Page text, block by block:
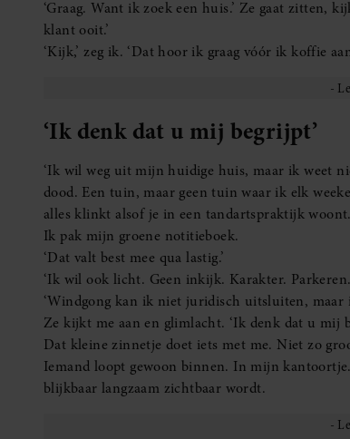
Vragen
maar misschien alleen zegt omdat ze ooit een
Pauline praat snel, geestig, met armen die
een manier waar mijn werkhart van wakker
Twee pagina’s aantekeningen
Als ze na drie kwartier vertrekt, heb ik twee
bekijken.
Bij de deur draait ze zich nog even om. ‘En
denken mensen straks dat u hier illegaal
Saskia